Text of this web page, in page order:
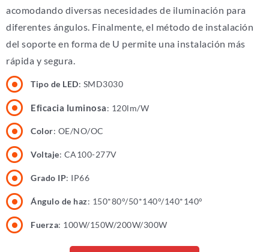
acomodando diversas necesidades de iluminación para
diferentes ángulos. Finalmente, el método de instalación
del soporte en forma de U permite una instalación más
rápida y segura.
Tipo de LED: SMD3030
Eficacia luminosa: 120lm/W
Color: OE/NO/OC
Voltaje: CA100-277V
Grado IP: IP66
Ángulo de haz: 150*80°/50*140°/140*140°
Fuerza: 100W/150W/200W/300W